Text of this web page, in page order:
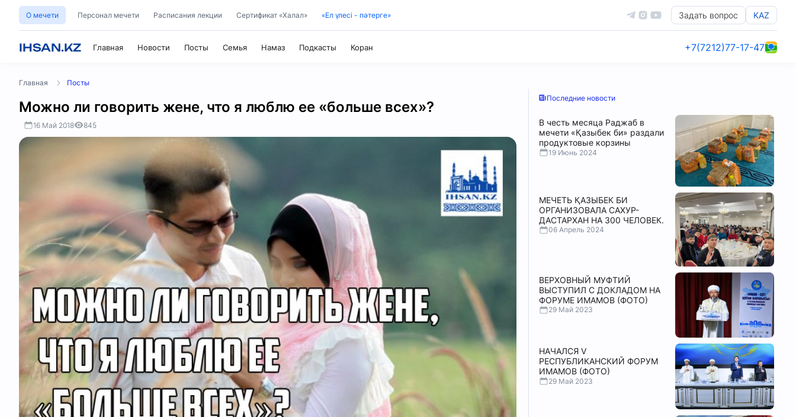
О мечети Персонал мечети Расписания лекции Сертификат «Халал» «Ел үлесі - пәтерге» Задать вопрос KAZ
IHSAN.KZ Главная Новости Посты Семья Намаз Подкасты
Коран
+7(7212)77-17-47
Главная Посты
Можно ли говорить жене, что я люблю ее «больше всех»?
16 Май 2018 845
Последние новости
В честь месяца Раджаб в
мечети «Қазыбек би» раздали
продуктовые корзины
19 Июнь 2024
МЕЧЕТЬ ҚАЗЫБЕК БИ
ОРГАНИЗОВАЛА САХУР-
ДАСТАРХАН НА 300 ЧЕЛОВЕК.
06 Апрель 2024
ВЕРХОВНЫЙ МУФТИЙ
ВЫСТУПИЛ С ДОКЛАДОМ НА
ФОРУМЕ ИМАМОВ (ФОТО)
29 Май 2023
НАЧАЛСЯ V
РЕСПУБЛИКАНСКИЙ ФОРУМ
ИМАМОВ (ФОТО)
29 Май 2023